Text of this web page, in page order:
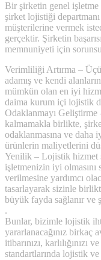
Bir şirketin genel
şirket lojistiği
müşterilerine vermek
gerçektir. Şirketin
memnuniyeti için
Verimliliği Artırma –
adamış ve kendi
mümkün olan en iyi
daima kurum içi lojistik
Odaklanmayı
kalmamakla birlikte,
odaklanmasına ve daha
ürünlerin maliyetlerini
Yenilik – Lojistik hizmet
işletmenizin iyi olmasını
verilmesine yardımcı
tasarlayarak sizinle
büyük fayda sağlanır ve
.
Bunlar, bizimle lojistik
yararlanacağınız birkaç
itibarınızı,
standartlarında lojistik